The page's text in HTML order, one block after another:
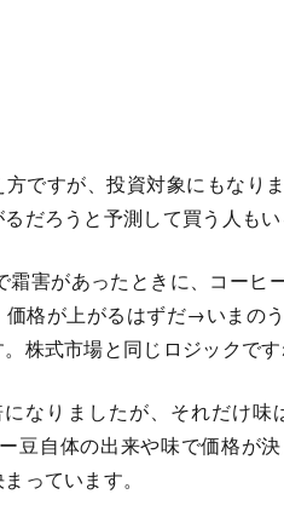
ですが、投資対象にもなり
だろうと予測して買う人もい
害があったときに、コーヒ
価格が上がるはずだ→いまの
株式市場と同じロジックです
なりましたが、それだけ味
豆自体の出来や味で価格が
っています。